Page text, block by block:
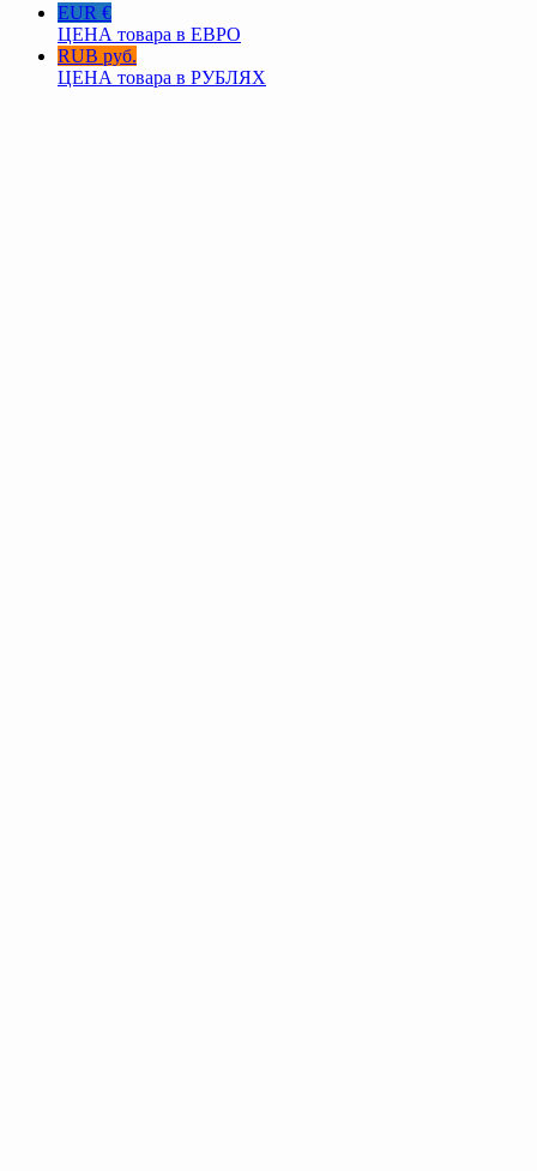
EUR €
ЦЕНА товара в ЕВРО
RUB руб.
ЦЕНА товара в РУБЛЯХ